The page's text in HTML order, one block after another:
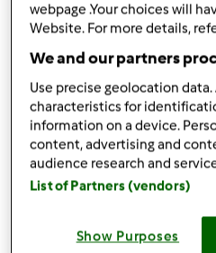
ingredienti
grammi
farina di
150grammifarina00
170grammidi latte
15grammilievito di birra
1cucchiainozucchero
15grammisale
cucchiai colmiolio evo
webpage .Your choices will
Website. For more details,
We and our partners
Use precise geolocation
characteristics for
information on a device.
content, advertising and
audience research and
List of Partners (vendors)
Show Purposes